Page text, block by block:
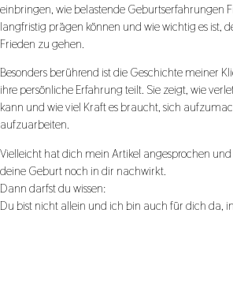
einbringen, wie belastende Geburtserfahrungen
langfristig prägen können und wie wichtig es ist,
Frieden zu gehen.
Besonders berührend ist die Geschichte meiner
ihre persönliche Erfahrung teilt. Sie zeigt, wie
kann und wie viel Kraft es braucht, sich
aufzuarbeiten.
Vielleicht hat dich mein Artikel angesprochen und
deine Geburt noch in dir nachwirkt.
Dann darfst du wissen:
Du bist nicht allein und ich bin auch für dich da,